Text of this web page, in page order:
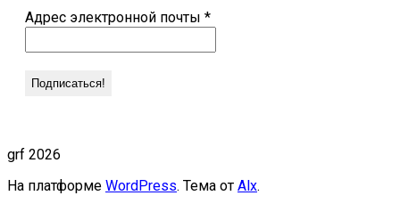
Адрес электронной почты *
grf 2026
На платформе WordPress. Тема от Alx.